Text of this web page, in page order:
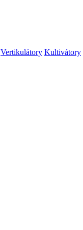
Vertikulátory Kultivátory